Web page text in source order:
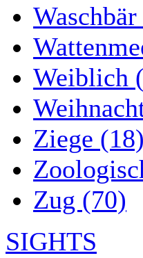
Weiblich
Ziege (18)
Zug (70)
SIGHTS